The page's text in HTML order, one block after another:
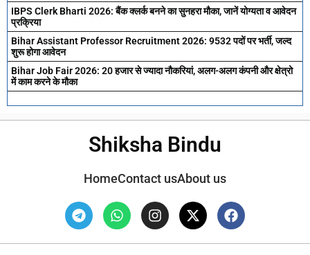
IBPS Clerk Bharti 2026: बैंक क्लर्क बनने का सुनहरा मौका, जानें योग्यता व आवेदन
प्रक्रिया
Bihar Assistant Professor Recruitment 2026: 9532 पदों पर भर्ती, जल्द
शुरू होगा आवेदन
Bihar Job Fair 2026: 20 हजार से ज्यादा नौकरियां, अलग-अलग कंपनी और क्षेत्रो
में काम करने के मौका
Shiksha Bindu
HomeContact usAbout us